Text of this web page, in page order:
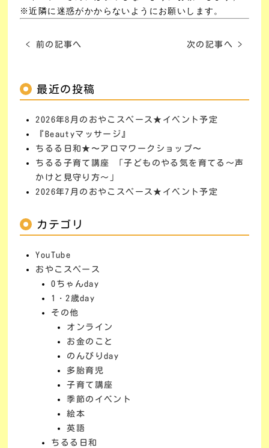
※近隣に迷惑がかからないようにお願いします。
< 前の記事へ 次の記事へ >
最近の投稿
2026年8月のおやこスペース★イベント予定
『Beautyマッサージ』
ちるる日和★〜アロマワークショップ〜
ちるる子育て講座 「子どものやる気を育てる～声
かけと見守り方～」
2026年7月のおやこスペース★イベント予定
カテゴリ
YouTube
おやこスペース
0ちゃんday
1・2歳day
その他
オンライン
お金のこと
のんびりday
多胎育児
子育て講座
季節のイベント
絵本
英語
ちるる日和